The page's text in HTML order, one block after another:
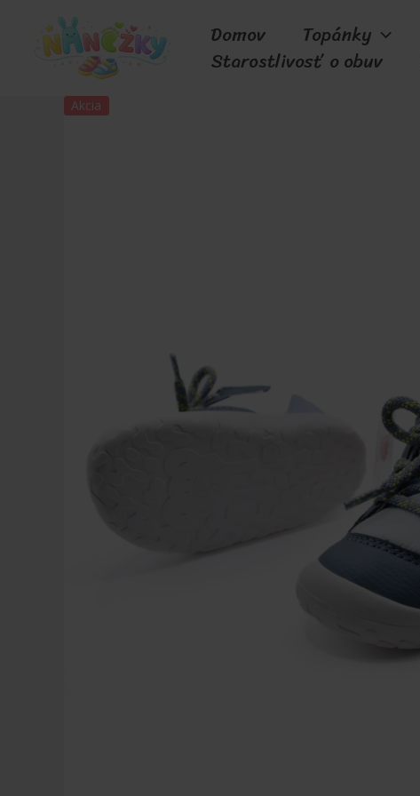
Domov Topánky
Starostlivosť o obuv
Akcia